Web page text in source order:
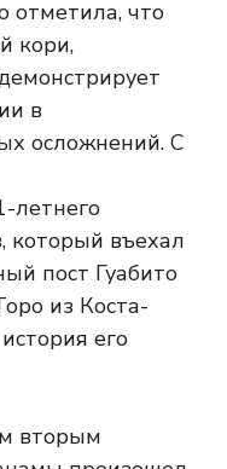
летнего
который въехал
пост Гуабито
из Коста-
его
вторым